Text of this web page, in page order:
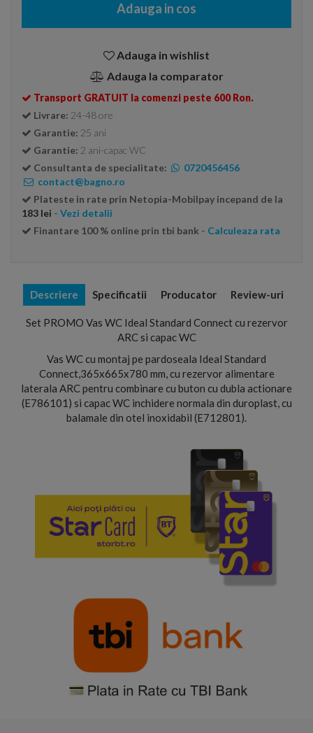
Adauga in cos
Adauga in wishlist
Adauga la comparator
Transport GRATUIT la comenzi peste 600 Ron.
Livrare: 24-48 ore
Garantie: 25 ani
Garantie: 2 ani-capac WC
Consultanta de specialitate:
0720456456
contact@bagno.ro
Plateste in rate prin Netopia-Mobilpay incepand de la
183 lei - Vezi detalii
Finantare 100 % online prin tbi bank - Calculeaza rata
Descriere Specificatii Producator Review-uri
Set PROMO Vas WC Ideal Standard Connect cu rezervor
ARC si capac WC
Vas WC cu montaj pe pardoseala Ideal Standard
Connect,365x665x780 mm, cu rezervor alimentare
laterala ARC pentru combinare cu buton cu dubla actionare
(E786101) si capac WC inchidere normala din duroplast, cu
balamale din otel inoxidabil (E712801).